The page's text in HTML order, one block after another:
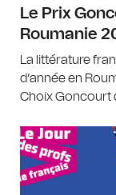
Le Prix
Roumanie
La littérature
d’année en
Choix Goncourt